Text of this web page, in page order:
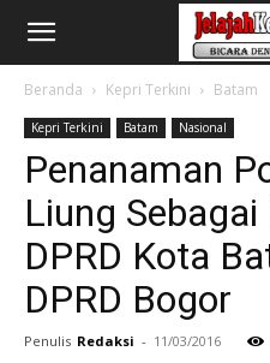
Beranda Kepri Terkini Batam
Kepri Terkini Batam Nasional
Penanaman
Liung
DPRD Kota
DPRD Bogor
Penulis Redaksi - 11/03/2016